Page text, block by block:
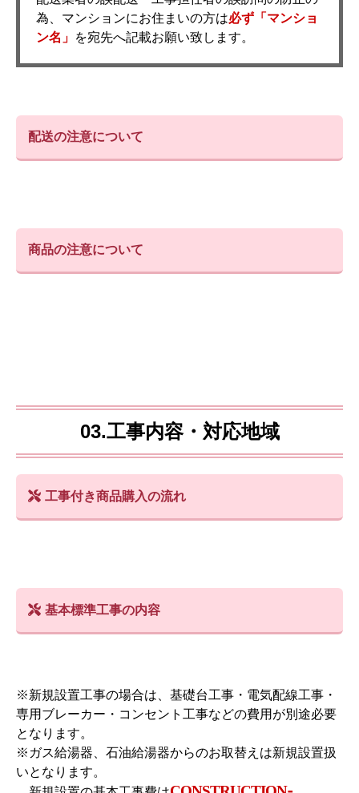
為、マンションにお住まいの方は必ず「マンショ
ン名」 を宛先へ記載お願い致します。
配送の注意について
商品の注意について
03.工事内容・対応地域
工事付き商品購入の流れ
基本標準工事の内容
※新規設置工事の場合は、基礎台工事・電気配線工事・
専用ブレーカー・コンセント工事などの費用が別途必要
となります。
※ガス給湯器、石油給湯器からのお取替えは新規設置扱
いとなります。